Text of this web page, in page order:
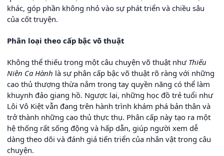
khác, góp phần không nhỏ vào sự phát triển và chiều sâu
của cốt truyện.
Phân loại theo cấp bậc võ thuật
Không thể thiếu trong một câu chuyện võ thuật như Thiếu
Niên Ca Hành là sự phân cấp bậc võ thuật rõ ràng với những
cao thủ thượng thừa nắm trong tay quyền năng có thể làm
khuynh đảo giang hồ. Ngược lại, những học đồ trẻ tuổi như
Lôi Vô Kiệt vẫn đang trên hành trình khám phá bản thân và
trở thành những cao thủ thực thụ. Phân cấp này tạo ra một
hệ thống rất sống động và hấp dẫn, giúp người xem dễ
dàng theo dõi và đánh giá tiến triển của nhân vật trong câu
chuyện.